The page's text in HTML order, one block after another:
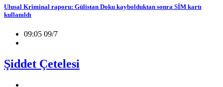
Ulusal Kriminal raporu: Gülistan Doku kaybolduktan sonra SİM kartı
kullanıldı
09:05 09/7
Şiddet Çetelesi